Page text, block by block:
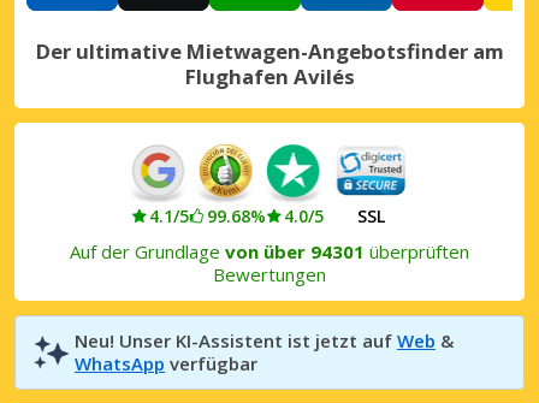
Der ultimative Mietwagen-Angebotsfinder am
Flughafen Avilés
4.1/5 99.68% 4.0/5 SSL
Auf der Grundlage von über 94301 überprüften
Bewertungen
Neu! Unser KI-Assistent ist jetzt auf Web &
WhatsApp verfügbar